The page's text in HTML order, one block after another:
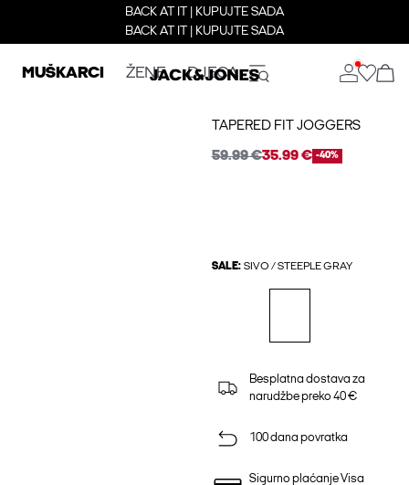
BACK AT IT | KUPUJTE SADA
BACK AT IT | KUPUJTE SADA
MUŠKARCI ŽENE DJECA
TAPERED FIT JOGGERS
59.99 €35.99 € -40%
SALE: SIVO / STEEPLE GRAY
Besplatna dostava za
narudžbe preko 40 €
100 dana povratka
Sigurno plaćanje Visa